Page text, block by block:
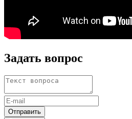
Задать вопрос
Отправить